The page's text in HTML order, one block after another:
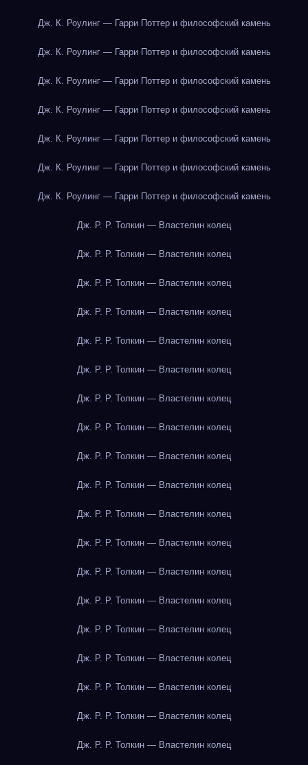
Дж. К. Роулинг — Гарри Поттер и философский камень
Дж. К. Роулинг — Гарри Поттер и философский камень
Дж. К. Роулинг — Гарри Поттер и философский камень
Дж. К. Роулинг — Гарри Поттер и философский камень
Дж. К. Роулинг — Гарри Поттер и философский камень
Дж. К. Роулинг — Гарри Поттер и философский камень
Дж. К. Роулинг — Гарри Поттер и философский камень
Дж. Р. Р. Толкин — Властелин колец
Дж. Р. Р. Толкин — Властелин колец
Дж. Р. Р. Толкин — Властелин колец
Дж. Р. Р. Толкин — Властелин колец
Дж. Р. Р. Толкин — Властелин колец
Дж. Р. Р. Толкин — Властелин колец
Дж. Р. Р. Толкин — Властелин колец
Дж. Р. Р. Толкин — Властелин колец
Дж. Р. Р. Толкин — Властелин колец
Дж. Р. Р. Толкин — Властелин колец
Дж. Р. Р. Толкин — Властелин колец
Дж. Р. Р. Толкин — Властелин колец
Дж. Р. Р. Толкин — Властелин колец
Дж. Р. Р. Толкин — Властелин колец
Дж. Р. Р. Толкин — Властелин колец
Дж. Р. Р. Толкин — Властелин колец
Дж. Р. Р. Толкин — Властелин колец
Дж. Р. Р. Толкин — Властелин колец
Дж. Р. Р. Толкин — Властелин колец